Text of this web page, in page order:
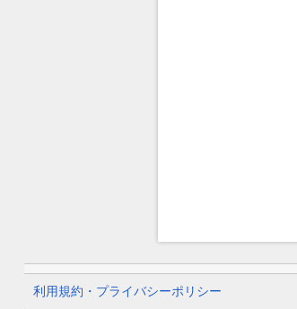
利用規約・プライバシーポリシー